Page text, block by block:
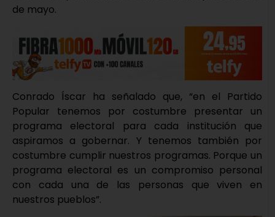
de mayo.
Conrado Íscar ha señalado que, “en el Partido
Popular tenemos por costumbre presentar un
programa electoral para cada institución que
aspiramos a gobernar. Y tenemos también por
costumbre cumplir nuestros programas. Porque un
programa electoral es un compromiso personal
con cada una de las personas que viven en
nuestros pueblos”.